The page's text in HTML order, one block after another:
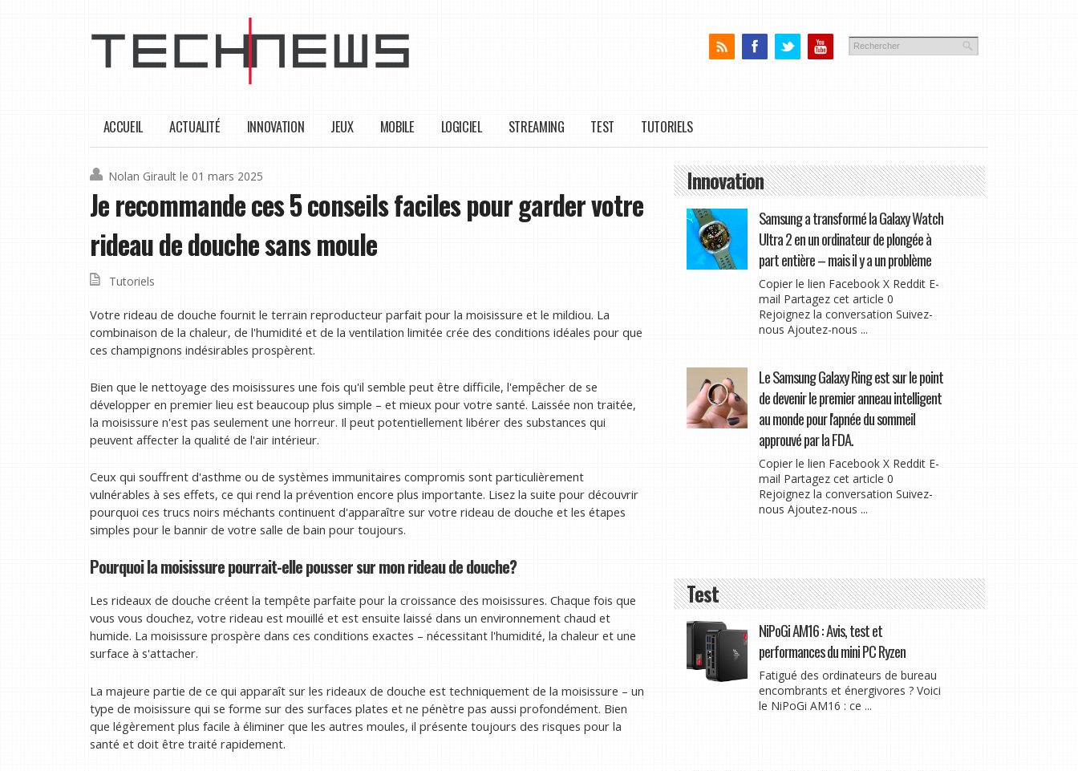
ACCUEIL ACTUALITÉ INNOVATION JEUX MOBILE LOGICIEL STREAMING TEST TUTORIELS
Nolan Girault le 01 mars 2025
Je recommande ces 5 conseils faciles pour garder votre
rideau de douche sans moule
Tutoriels
Votre rideau de douche fournit le terrain reproducteur parfait pour la moisissure et le mildiou. La
combinaison de la chaleur, de l'humidité et de la ventilation limitée crée des conditions idéales pour que
ces champignons indésirables prospèrent.
Bien que le nettoyage des moisissures une fois qu'il semble peut être difficile, l'empêcher de se
développer en premier lieu est beaucoup plus simple – et mieux pour votre santé. Laissée non traitée,
la moisissure n'est pas seulement une horreur. Il peut potentiellement libérer des substances qui
peuvent affecter la qualité de l'air intérieur.
Ceux qui souffrent d'asthme ou de systèmes immunitaires compromis sont particulièrement
vulnérables à ses effets, ce qui rend la prévention encore plus importante. Lisez la suite pour découvrir
pourquoi ces trucs noirs méchants continuent d'apparaître sur votre rideau de douche et les étapes
simples pour le bannir de votre salle de bain pour toujours.
Pourquoi la moisissure pourrait-elle pousser sur mon rideau de douche?
Les rideaux de douche créent la tempête parfaite pour la croissance des moisissures. Chaque fois que
vous vous douchez, votre rideau est mouillé et est ensuite laissé dans un environnement chaud et
humide. La moisissure prospère dans ces conditions exactes – nécessitant l'humidité, la chaleur et une
surface à s'attacher.
La majeure partie de ce qui apparaît sur les rideaux de douche est techniquement de la moisissure – un
type de moisissure qui se forme sur des surfaces plates et ne pénètre pas aussi profondément. Bien
que légèrement plus facile à éliminer que les autres moules, il présente toujours des risques pour la
santé et doit être traité rapidement.
Innovation
Samsung a transformé la Galaxy Watch
Ultra 2 en un ordinateur de plongée à
part entière – mais il y a un problème
Copier le lien Facebook X Reddit E-
mail Partagez cet article 0
Rejoignez la conversation Suivez-
nous Ajoutez-nous ...
Le Samsung Galaxy Ring est sur le point
de devenir le premier anneau intelligent
au monde pour l'apnée du sommeil
approuvé par la FDA.
Copier le lien Facebook X Reddit E-
mail Partagez cet article 0
Rejoignez la conversation Suivez-
nous Ajoutez-nous ...
Test
NiPoGi AM16 : Avis, test et
performances du mini PC Ryzen
Fatigué des ordinateurs de bureau
encombrants et énergivores ? Voici
le NiPoGi AM16 : ce ...